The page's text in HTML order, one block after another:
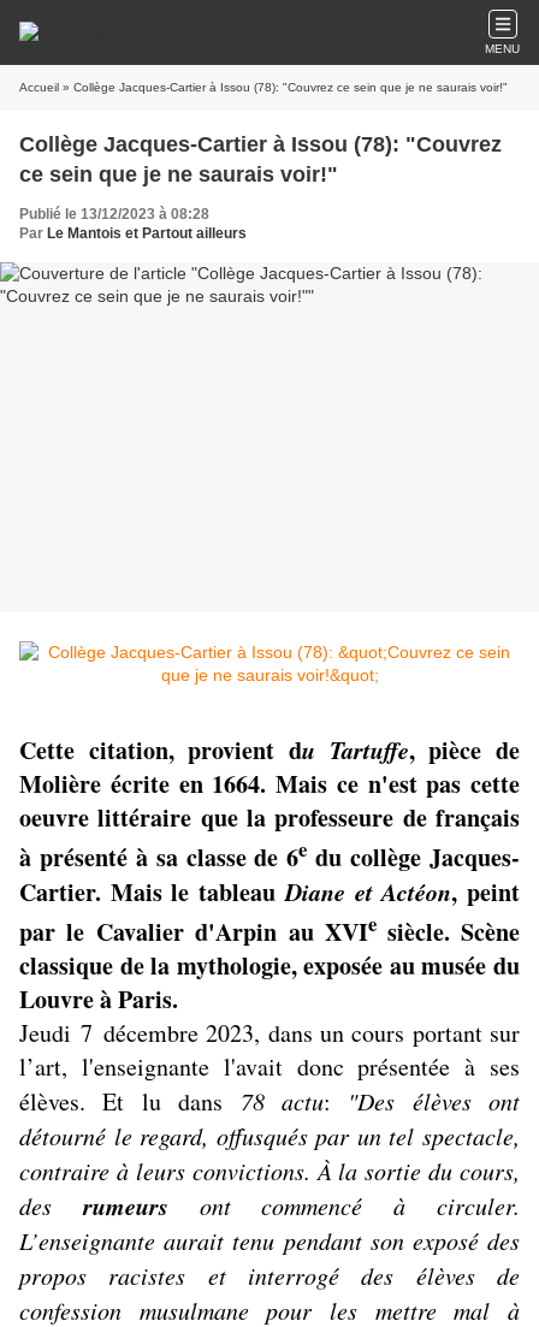
MENU
Accueil » Collège Jacques-Cartier à Issou (78): "Couvrez ce sein que je ne saurais voir!"
Collège Jacques-Cartier à Issou (78): "Couvrez
ce sein que je ne saurais voir!"
Publié le 13/12/2023 à 08:28
Par Le Mantois et Partout ailleurs
Cette citation, provient du Tartuffe, pièce de
Molière écrite en 1664. Mais ce n'est pas cette
oeuvre littéraire que la professeure de français
à présenté à sa classe de 6e du collège Jacques-
Cartier. Mais le tableau Diane et Actéon, peint
par le Cavalier d'Arpin au XVIe siècle. Scène
classique de la mythologie, exposée au musée du
Louvre à Paris.
Jeudi 7 décembre 2023, dans un cours portant sur
l’art, l'enseignante l'avait donc présentée à ses
élèves. Et lu dans 78 actu:
"Des élèves ont
détourné le regard, offusqués par un tel spectacle,
contraire à leurs convictions. À la sortie du cours,
des rumeurs ont commencé à circuler.
L’enseignante aurait tenu pendant son exposé des
propos racistes et interrogé des élèves de
confession musulmane pour les mettre mal à